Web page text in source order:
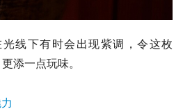
线下有时会出现紫调，令这枚
添一点玩味。